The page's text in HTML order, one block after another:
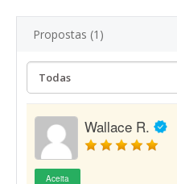
Propostas (1)
Wallace R.
Aceita